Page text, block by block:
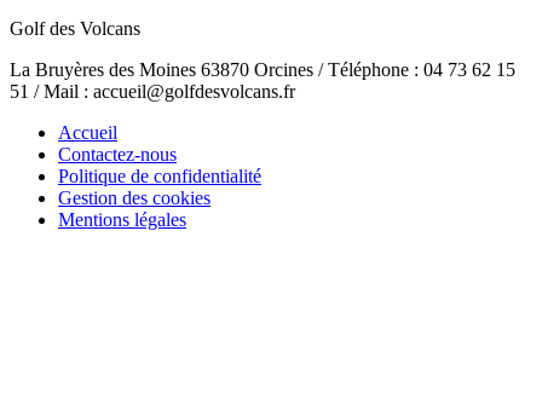
Golf des Volcans
La Bruyères des Moines 63870 Orcines / Téléphone : 04 73 62 15
51 / Mail : accueil@golfdesvolcans.fr
Accueil
Contactez-nous
Politique de confidentialité
Gestion des cookies
Mentions légales